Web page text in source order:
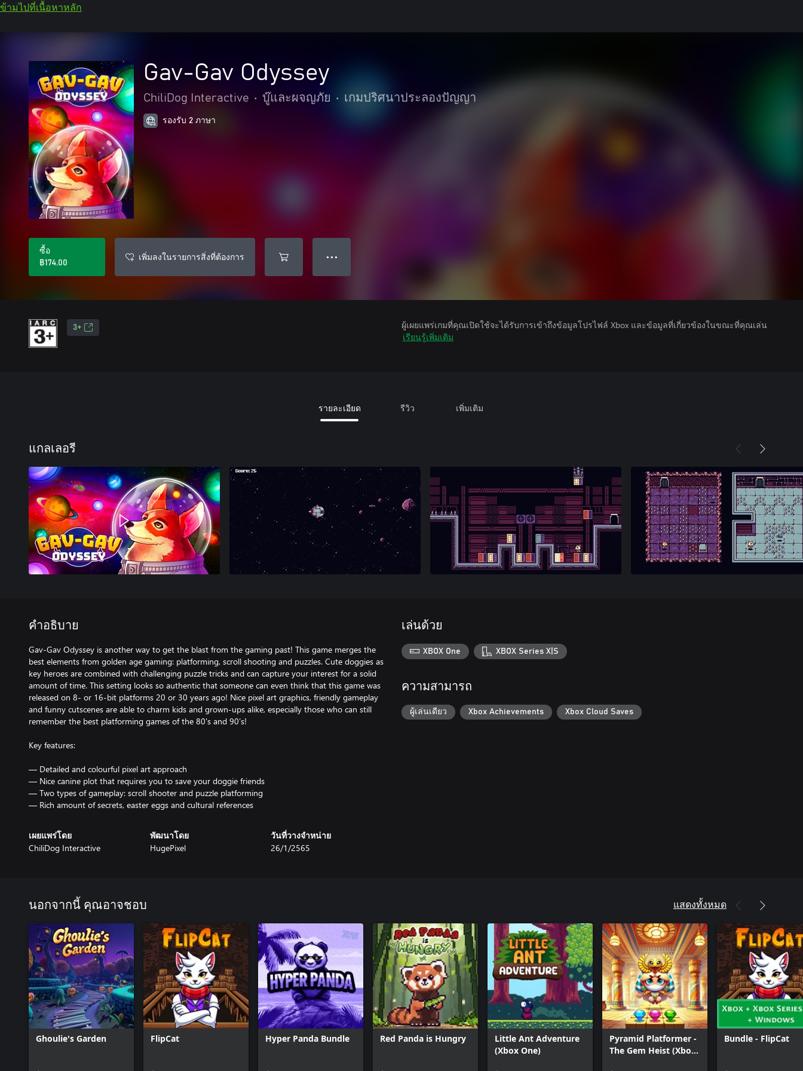
ข้ามไปที่เนื้อหาหลัก
Gav-Gav Odyssey
ChiliDog Interactive • บู๊และผจญภัย • เกมปริศนาประลองปัญญา
รองรับ 2 ภาษา
ซื้อ
฿174.00
เพิ่มลงในรายการสิ่งที่ต้องการ ● ● ●
3+
ผู้เผยแพร่เกมที่คุณเปิดใช้จะได้รับการเข้าถึงข้อมูลโปรไฟล์ Xbox และข้อมูลที่เกี่ยวข้องในขณะที่คุณเล่น
เรียนรู้เพิ่มเติม
รายละเอียด รีวิว เพิ่มเติม
แกลเลอรี
คำอธิบาย
Gav-Gav Odyssey is another way to get the blast from the gaming past! This game merges the
best elements from golden age gaming: platforming, scroll shooting and puzzles. Cute doggies as
key heroes are combined with challenging puzzle tricks and can capture your interest for a solid
amount of time. This setting looks so authentic that someone can even think that this game was
released on 8- or 16-bit platforms 20 or 30 years ago! Nice pixel art graphics, friendly gameplay
and funny cutscenes are able to charm kids and grown-ups alike, especially those who can still
remember the best platforming games of the 80's and 90’s!
Key features:
— Detailed and colourful pixel art approach
— Nice canine plot that requires you to save your doggie friends
— Two types of gameplay: scroll shooter and puzzle platforming
— Rich amount of secrets, easter eggs and cultural references
เผยแพร่โดย
ChiliDog Interactive
พัฒนาโดย
HugePixel
วันที่วางจำหน่าย
26/1/2565
เล่นด้วย
XBOX One XBOX Series X|S
ความสามารถ
ผู้เล่นเดียว Xbox Achievements Xbox Cloud Saves
นอกจากนี้ คุณอาจชอบ แสดงทั้งหมด
Ghoulie's Garden FlipCat Hyper Panda Bundle Red Panda is Hungry
Little Ant Adventure
(Xbox One)
Pyramid Platformer -
The Gem Heist (Xbox
Bundle - FlipCat